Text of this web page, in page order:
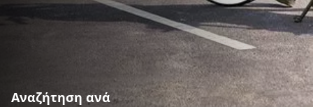
Αναζήτηση ανά